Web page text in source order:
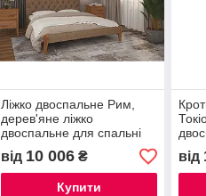
Ліжко двоспальне Рим,
дерев'яне ліжко
двоспальне для спальні
від 10 006₴
Купити
від